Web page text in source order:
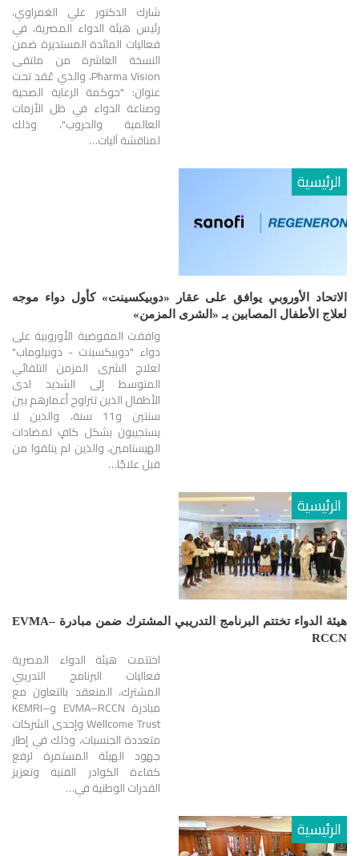
شارك الدكتور علي الغمراوي،
رئيس هيئة الدواء المصرية، في
فعاليات المائدة المستديرة ضمن
النسخة العاشرة من ملتقى
Pharma Vision، والذي عُقد تحت
عنوان: "حوكمة الرعاية الصحية
وصناعة الدواء في ظل الأزمات
العالمية والحروب"، وذلك
لمناقشة آليات…
الرئيسية
الاتحاد الأوروبي يوافق على عقار «دوبيكسينت» كأول دواء موجه
لعلاج الأطفال المصابين بـ «الشرى المزمن»
وافقت المفوضية الأوروبية على
دواء "دوبيكسينت - دوبيلوماب"
لعلاج الشرى المزمن التلقائي
المتوسط ​​إلى الشديد لدى
الأطفال الذين تتراوح أعمارهم بين
سنتين و11 سنة، والذين لا
يستجيبون بشكل كافٍ لمضادات
الهيستامين، والذين لم يتلقوا من
قبل علاجًا…
الرئيسية
هيئة الدواء تختتم البرنامج التدريبي المشترك ضمن مبادرة EVMA–
RCCN
اختتمت هيئة الدواء المصرية
فعاليات البرنامج التدريبي
المشترك، المنعقد بالتعاون مع
مبادرة EVMA–RCCN وKEMRI–
Wellcome Trust وإحدى الشركات
متعددة الجنسيات، وذلك في إطار
جهود الهيئة المستمرة لرفع
كفاءة الكوادر الفنية وتعزيز
القدرات الوطنية في…
الرئيسية